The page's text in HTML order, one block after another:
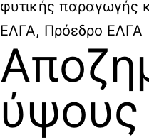
φυτικής παραγωγής
ΕΛΓΑ, Πρόεδρο ΕΛΓΑ